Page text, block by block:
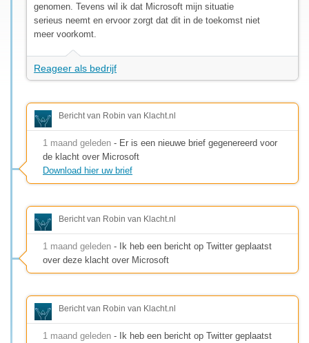
genomen. Tevens wil ik dat Microsoft mijn situatie
serieus neemt en ervoor zorgt dat dit in de toekomst niet
meer voorkomt.
Reageer als bedrijf
Bericht van Robin van Klacht.nl
1 maand geleden - Er is een nieuwe brief gegenereerd voor
de klacht over Microsoft
Download hier uw brief
Bericht van Robin van Klacht.nl
1 maand geleden - Ik heb een bericht op Twitter geplaatst
over deze klacht over Microsoft
Bericht van Robin van Klacht.nl
1 maand geleden - Ik heb een bericht op Twitter geplaatst